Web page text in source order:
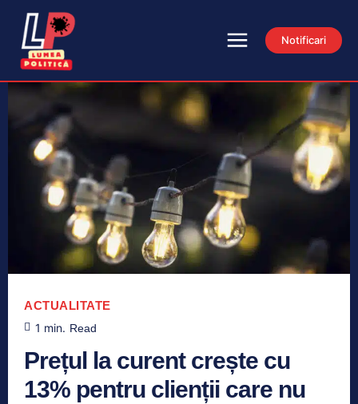
Notificari
ACTUALITATE
1 min. Read
Prețul la curent crește cu
13% pentru clienții care nu